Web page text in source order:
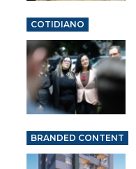
COTIDIANO
BRANDED CONTENT